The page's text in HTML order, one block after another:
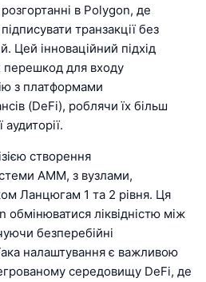
в Polygon, де
транзакції без
Цей інноваційний підхід
перешкод для входу
з платформами
(DeFi), роблячи їх більш
створення
AMM, з вузлами,
Ланцюгам 1 та 2 рівня. Ця
обмінюватися ліквідністю між
безперебійні
налаштування є важливою
середовищу DeFi, де